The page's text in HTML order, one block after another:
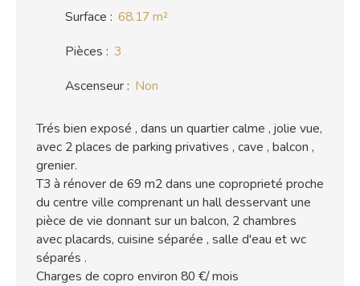
Surface : 68.17m²
Pièces : 3
Ascenseur : Non
Trés bien exposé , dans un quartier calme , jolie vue,
avec 2 places de parking privatives , cave , balcon ,
grenier.
T3 à rénover de 69 m2 dans une coproprieté proche
du centre ville comprenant un hall desservant une
pièce de vie donnant sur un balcon, 2 chambres
avec placards, cuisine séparée , salle d'eau et wc
séparés .
Charges de copro environ 80 €/ mois